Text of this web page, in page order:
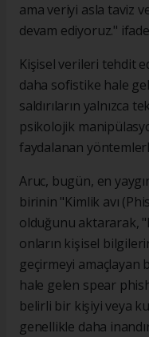
ama veriyi asla taviz
devam ediyoruz."
Kişisel verileri tehdit
daha sofistike hale
saldırıların yalnızca
psikolojik
faydalanan
Aruc, bugün, en
birinin "Kimlik avı
olduğunu aktararak,
onların kişisel
geçirmeyi amaçlayan
hale gelen spear
belirli bir kişiyi veya
genellikle daha